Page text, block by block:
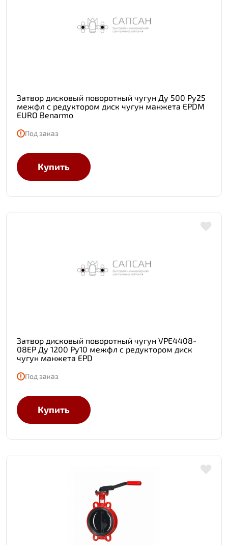
Затвор дисковый поворотный чугун Ду 500 Ру25
межфл с редуктором диск чугун манжета EPDM
EURO Benarmo
Под заказ
Купить
Затвор дисковый поворотный чугун VPE4408-
08EP Ду 1200 Ру10 межфл с редуктором диск
чугун манжета EPD
Под заказ
Купить